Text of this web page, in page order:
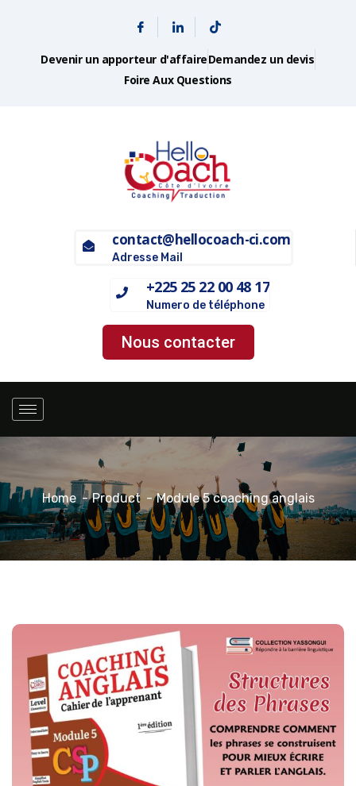
Devenir un apporteur d'affaireDemandez un devis
Foire Aux Questions
contact@hellocoach-ci.com
Adresse Mail
+225 25 22 00 48 17
Numero de téléphone
Nous contacter
Home Product Module 5 coaching anglais